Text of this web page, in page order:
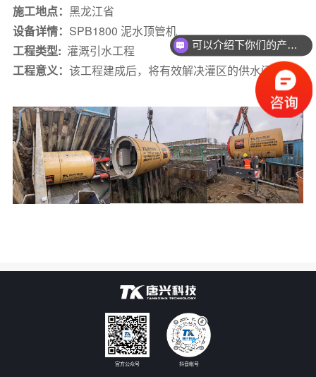
聚焦唐兴
关于唐兴
联系我们
施工地点： 黑龙江省
设备详情： SPB1800 泥水顶管机
工程类型: 灌溉引水工程
工程意义： 该工程建成后，将有效解决灌区的供水问题
官方公众号 抖音帐号
可以介绍下你们的产品么？